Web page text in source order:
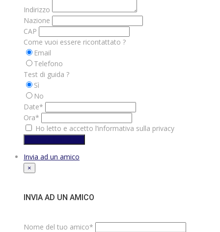
Indirizzo
Nazione
CAP
Come vuoi essere ricontattato ?
Email
Telefono
Test di guida ?
Sì
No
Date*
Ora*
Ho letto e accetto l’informativa sulla privacy
Invia ad un amico
×
INVIA AD UN AMICO
Nome del tuo amico*